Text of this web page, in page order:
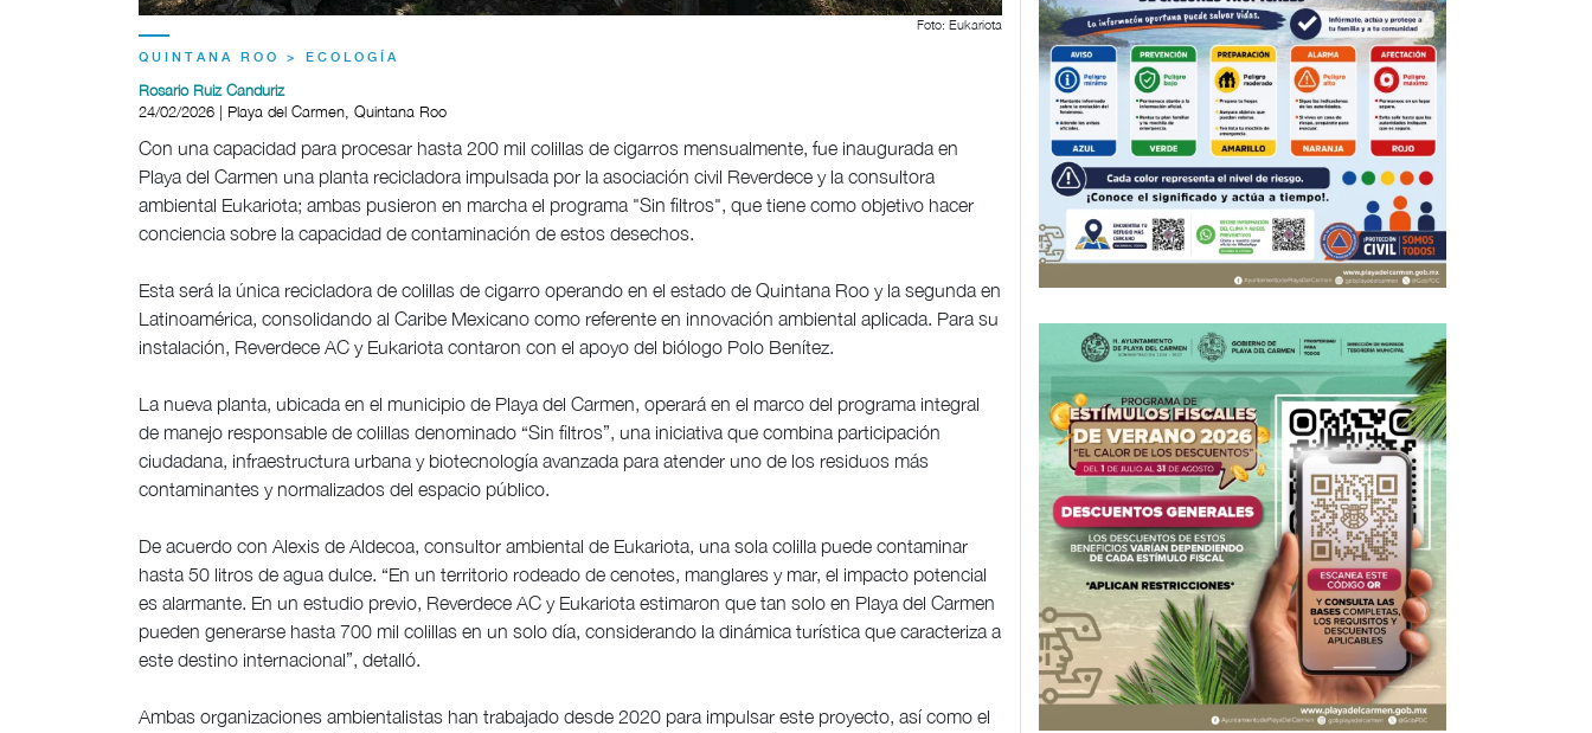
Foto: Eukariota
QUINTANA ROO > ECOLOGÍA
Rosario Ruiz Canduriz
24/02/2026 | Playa del Carmen, Quintana Roo
Con una capacidad para procesar hasta 200 mil colillas de cigarros mensualmente, fue inaugurada en
Playa del Carmen una planta recicladora impulsada por la asociación civil Reverdece y la consultora
ambiental Eukariota; ambas pusieron en marcha el programa "Sin filtros", que tiene como objetivo hacer
conciencia sobre la capacidad de contaminación de estos desechos.
Esta será la única recicladora de colillas de cigarro operando en el estado de Quintana Roo y la segunda en
Latinoamérica, consolidando al Caribe Mexicano como referente en innovación ambiental aplicada. Para su
instalación, Reverdece AC y Eukariota contaron con el apoyo del biólogo Polo Benítez.
La nueva planta, ubicada en el municipio de Playa del Carmen, operará en el marco del programa integral
de manejo responsable de colillas denominado “Sin filtros”, una iniciativa que combina participación
ciudadana, infraestructura urbana y biotecnología avanzada para atender uno de los residuos más
contaminantes y normalizados del espacio público.
De acuerdo con Alexis de Aldecoa, consultor ambiental de Eukariota, una sola colilla puede contaminar
hasta 50 litros de agua dulce. “En un territorio rodeado de cenotes, manglares y mar, el impacto potencial
es alarmante. En un estudio previo, Reverdece AC y Eukariota estimaron que tan solo en Playa del Carmen
pueden generarse hasta 700 mil colillas en un solo día, considerando la dinámica turística que caracteriza a
este destino internacional”, detalló.
Ambas organizaciones ambientalistas han trabajado desde 2020 para impulsar este proyecto, así como el